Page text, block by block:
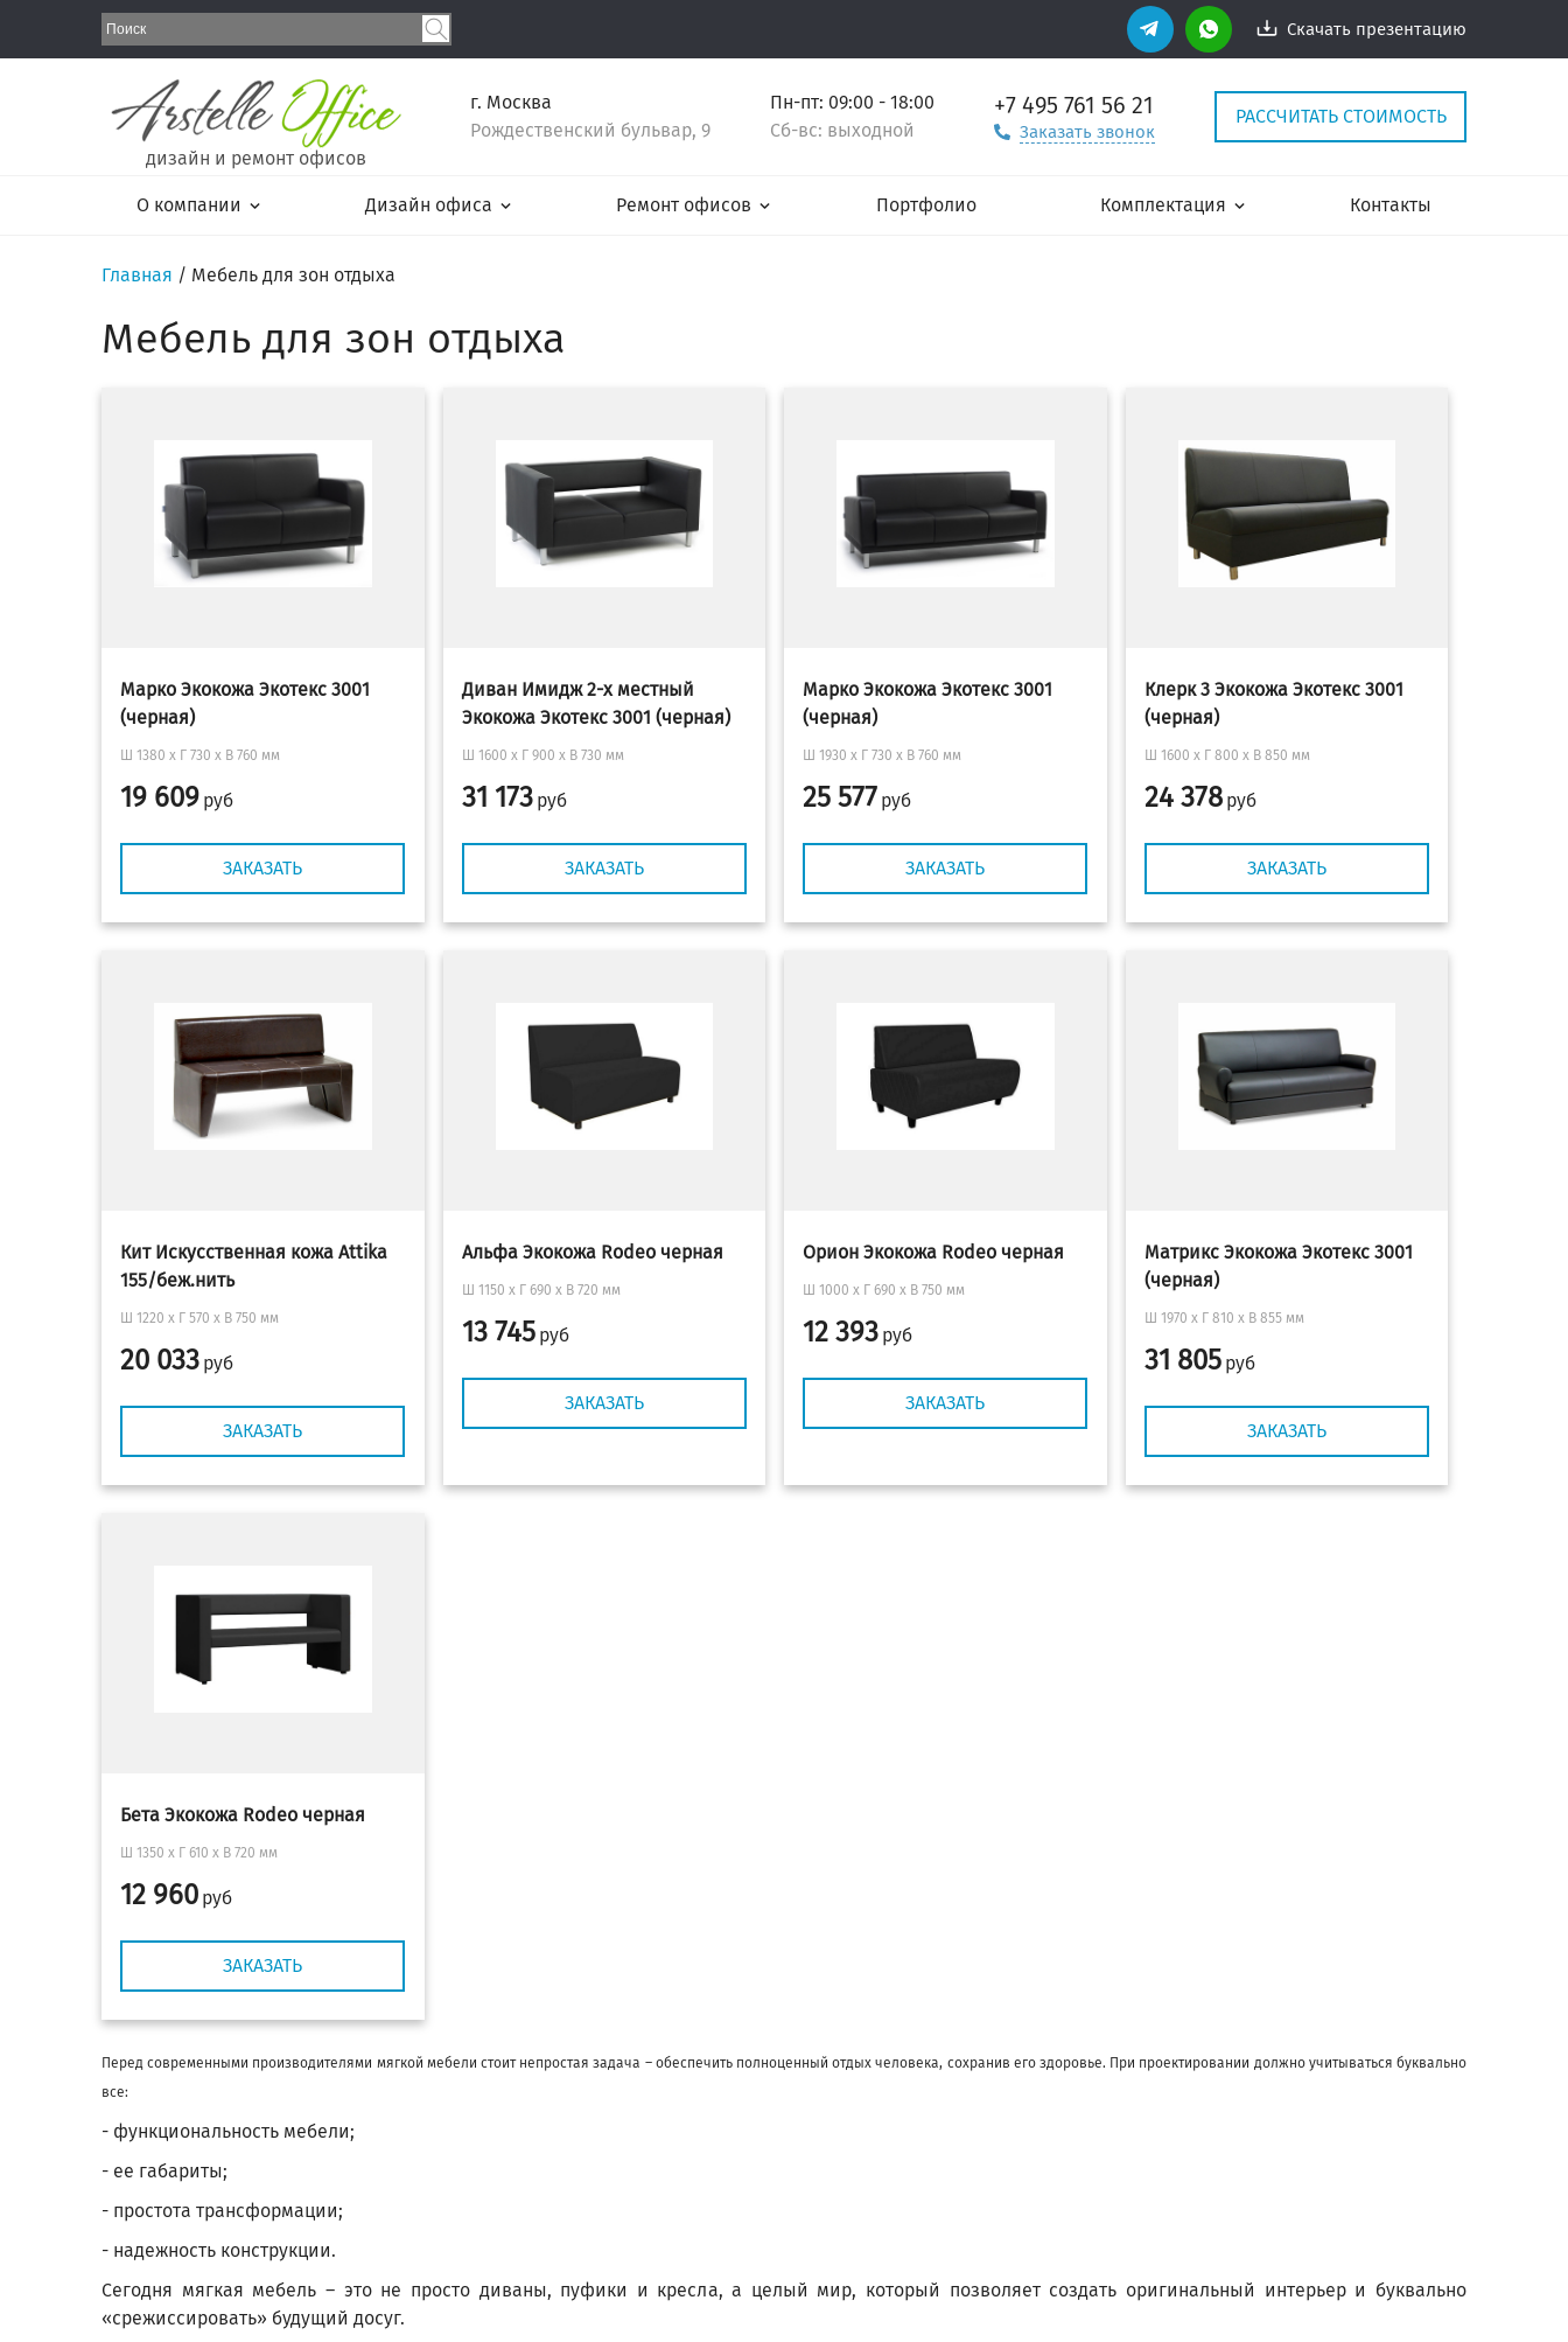
Скачать презентацию
дизайн и ремонт офисов
г. Москва
Рождественский бульвар, 9
Пн-пт: 09:00 - 18:00
Сб-вс: выходной
+7 495 761 56 21
Заказать звонок
РАССЧИТАТЬ СТОИМОСТЬ
О компании Дизайн офиса Ремонт офисов Портфолио Комплектация Контакты
Главная / Мебель для зон отдыха
Мебель для зон отдыха
Марко Экокожа Экотекс 3001
(черная)
Ш 1380 x Г 730 х В 760 мм
19 609 руб
ЗАКАЗАТЬ
Диван Имидж 2-х местный
Экокожа Экотекс 3001 (черная)
Ш 1600 x Г 900 х В 730 мм
31 173 руб
ЗАКАЗАТЬ
Марко Экокожа Экотекс 3001
(черная)
Ш 1930 x Г 730 х В 760 мм
25 577 руб
ЗАКАЗАТЬ
Клерк 3 Экокожа Экотекс 3001
(черная)
Ш 1600 x Г 800 х В 850 мм
24 378 руб
ЗАКАЗАТЬ
Кит Искусственная кожа Attika
155/беж.нить
Ш 1220 x Г 570 х В 750 мм
20 033 руб
ЗАКАЗАТЬ
Альфа Экокожа Rodeo черная
Ш 1150 x Г 690 х В 720 мм
13 745 руб
ЗАКАЗАТЬ
Орион Экокожа Rodeo черная
Ш 1000 x Г 690 х В 750 мм
12 393 руб
ЗАКАЗАТЬ
Матрикс Экокожа Экотекс 3001
(черная)
Ш 1970 x Г 810 х В 855 мм
31 805 руб
ЗАКАЗАТЬ
Бета Экокожа Rodeo черная
Ш 1350 x Г 610 х В 720 мм
12 960 руб
ЗАКАЗАТЬ
Перед современными производителями мягкой мебели стоит непростая задача – обеспечить полноценный отдых человека, сохранив его здоровье. При проектировании должно учитываться буквально
все:
- функциональность мебели;
- ее габариты;
- простота трансформации;
- надежность конструкции.
Сегодня мягкая мебель – это не просто диваны, пуфики и кресла, а целый мир, который позволяет создать оригинальный интерьер и буквально
«срежиссировать» будущий досуг.